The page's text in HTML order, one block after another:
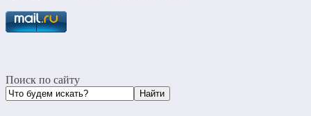
Поиск по сайту